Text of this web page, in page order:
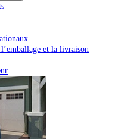
et la livraison